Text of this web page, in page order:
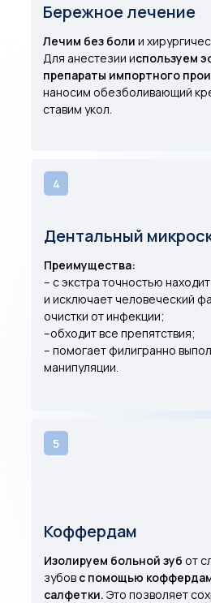
Изолируем больной зуб от
зубов с помощью
салфетки. Это позволяет
Коффердам
5
Дентальный
Преимущества:
– с экстра точностью
и исключает человеческий
очистки от инфекции;
–обходит все препятствия;
– помогает филигранно
манипуляции.
4
Бережное лечение
Лечим без боли и
Для анестезии используем
препараты импортного
наносим обезболивающий
ставим укол.